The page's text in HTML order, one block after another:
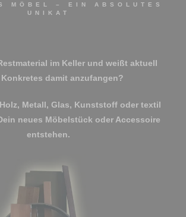
MÖBEL – EIN ABSOLUTES
UNIKAT
im Keller und weißt aktuell
damit anzufangen?
Metall, Glas, Kunststoff oder textil
neues Möbelstück oder Accessoire
entstehen.